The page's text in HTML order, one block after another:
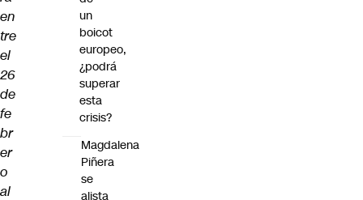
en
tre
el
26
de
fe
br
er
o
al
un
boicot
europeo,
¿podrá
superar
esta
crisis?
Magdalena
Piñera
se
alista